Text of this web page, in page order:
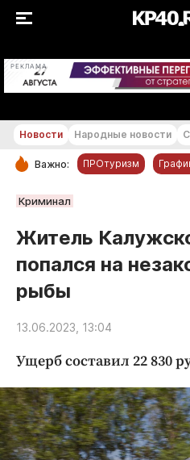
РЕКЛАМА
РУБРИКИ
Обнинск
Новости компаний
Статьи
Народные новости
Авто и транспорт
Культура
Недвижимость и
Образование
Новости Народные новости
Важно: ПРОтуризм
Криминал
Житель
попался на
рыбы
13.06.2023, 13:04
Ущерб составил 22 830